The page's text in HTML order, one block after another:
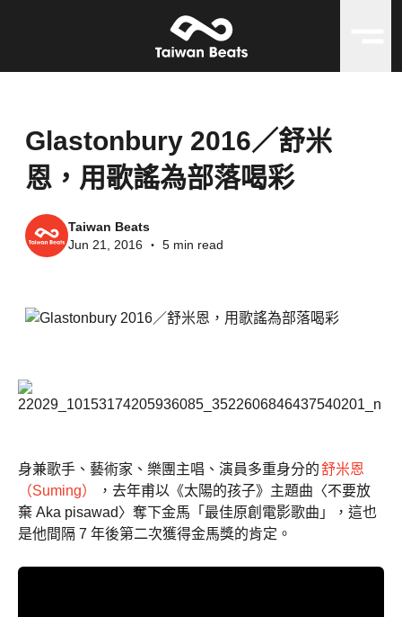
Glastonbury 2016／舒米
恩，用歌謠為部落喝彩
Taiwan Beats
Jun 21, 2016 ・ 5 min read
身兼歌手、藝術家、樂團主唱、演員多重身分的舒米恩
（Suming）
，去年甫以《太陽的孩子》主題曲〈不要放
棄 Aka pisawad〉奪下金馬「最佳原創電影歌曲」，這也
是他間隔 7 年後第二次獲得金馬獎的肯定。